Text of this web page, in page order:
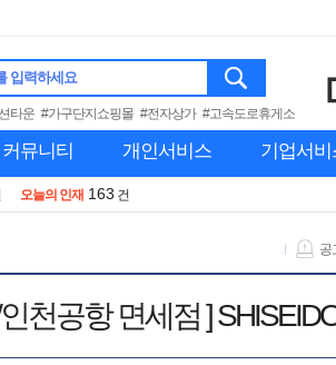
입력하세요
타운 #가구단지쇼핑몰 #전자상가 #고속도로휴게소
커뮤니티 개인서비스 기업서비
오늘의 인재 163 건
공
천공항 면세점 ]